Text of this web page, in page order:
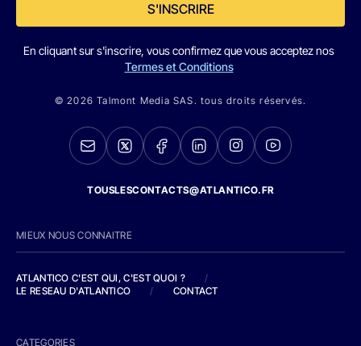
S'INSCRIRE
En cliquant sur s'inscrire, vous confirmez que vous acceptez nos
Termes et Conditions
© 2026 Talmont Media SAS. tous droits réservés.
TOUSLESCONTACTS@ATLANTICO.FR
MIEUX NOUS CONNAITRE
ATLANTICO C'EST QUI, C'EST QUOI ?
/
LE RESEAU D'ATLANTICO
/ CONTACT
CATEGORIES